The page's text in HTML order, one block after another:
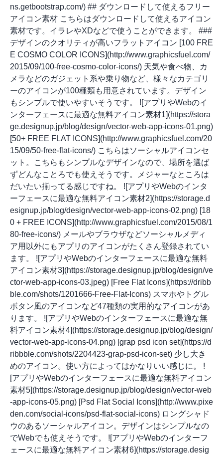
ns.getbootstrap.com/) ## ダウンロードして使えるフリー
アイコン素材 こちらはダウンロードして使えるアイコン
素材です。イラレやXDなどで使うことができます。 ###
デザインのクオリティが高いフラットアイコン [100 FRE
E COSMO COLOR ICONS](http://www.graphicsfuel.com/
2015/09/100-free-cosmo-color-icons/) 天気や食べ物、カ
メラなどのガジェット系や乗り物など、様々なカテゴリ
ーのアイコンが100種類も用意されています。デザイン
もシンプルで使いやすいそうです。 ![アプリやWebのイ
ンターフェースに最適な無料アイコン素材1](https://stora
ge.designup.jp/blog/design/vector-web-app-icons-01.png)
[50+ FREE FLAT ICONS](http://www.graphicsfuel.com/20
15/09/50-free-flat-icons/) こちらはソーシャルアイコンセ
ット。こちらもシンプルなデザインなので、場所を選ば
ずどんなことろでも使えそうです。メジャーなところは
だいたい揃ってる感じですね。 ![アプリやWebのインタ
ーフェースに最適な無料アイコン素材2](https://storage.d
esignup.jp/blog/design/vector-web-app-icons-02.png) [18
0 + FREE ICONS](http://www.graphicsfuel.com/2015/08/1
80-free-icons/) メールやブラウザなどソーシャルメディ
ア用以外にもアプリのアイコンがたくさん登録されてい
ます。 ![アプリやWebのインターフェースに最適な無料
アイコン素材3](https://storage.designup.jp/blog/design/ve
ctor-web-app-icons-03.jpeg) [Free Flat Icons](https://dribb
ble.com/shots/1201666-Free-Flat-Icons) スマホやトグル
ボタン風のアイコンなど47種類の実用的なアイコンがあ
ります。 ![アプリやWebのインターフェースに最適な無
料アイコン素材4](https://storage.designup.jp/blog/design/
vector-web-app-icons-04.png) [grap psd icon set](https://d
ribbble.com/shots/2204423-grap-psd-icon-set) 少し大き
めのアイコン。使い方によってはかなりいい感じに。 !
[アプリやWebのインターフェースに最適な無料アイコン
素材5](https://storage.designup.jp/blog/design/vector-web
-app-icons-05.png) [Psd Flat Social Icons](http://www.pixe
den.com/social-icons/psd-flat-social-icons) ロングシャド
ウのあるソーシャルアイコン。デザインはシンプルなの
でWebでも使えそうです。 ![アプリやWebのインターフ
ェースに最適な無料アイコン素材6](https://storage.desig